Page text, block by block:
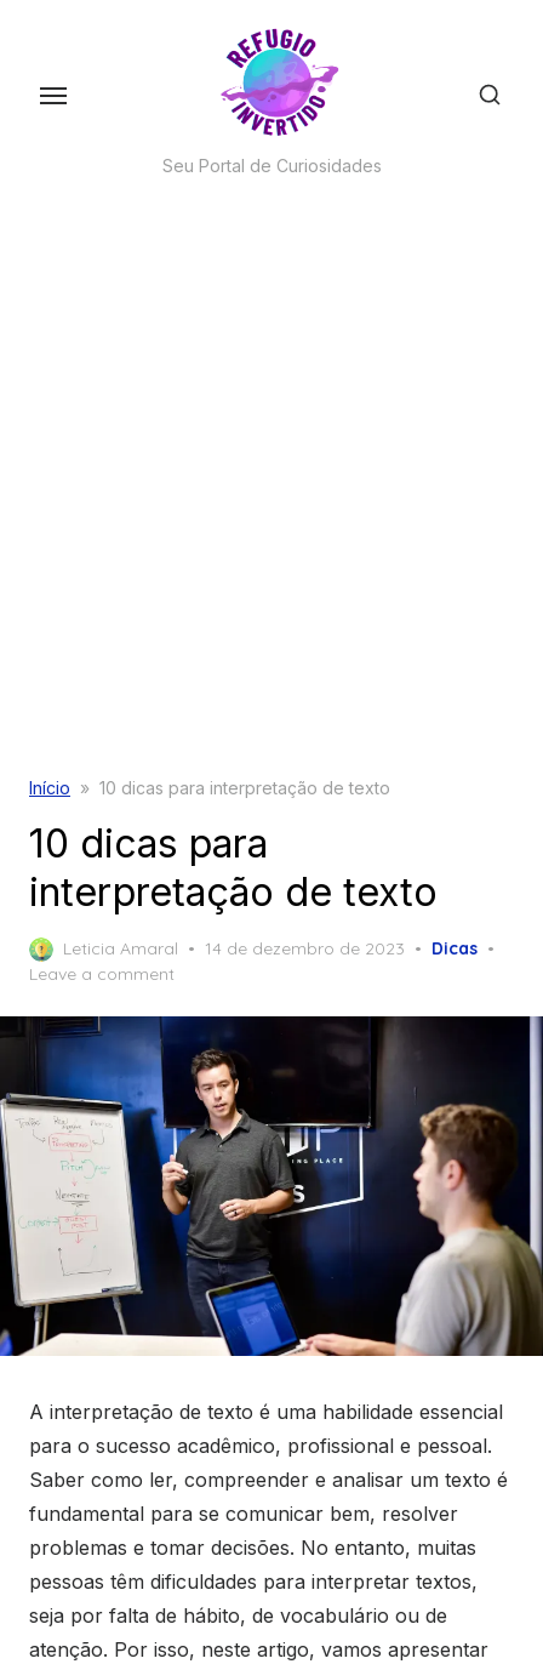
Seu Portal de Curiosidades
Início » 10 dicas para interpretação de texto
10 dicas para
interpretação de texto
Leticia Amaral
Posted
14 de dezembro de 2023
Dicas
Leave a comment
A interpretação de texto é uma habilidade essencial
para o sucesso acadêmico, profissional e pessoal.
Saber como ler, compreender e analisar um texto é
fundamental para se comunicar bem, resolver
problemas e tomar decisões. No entanto, muitas
pessoas têm dificuldades para interpretar textos,
seja por falta de hábito, de vocabulário ou de
atenção. Por isso, neste artigo, vamos apresentar